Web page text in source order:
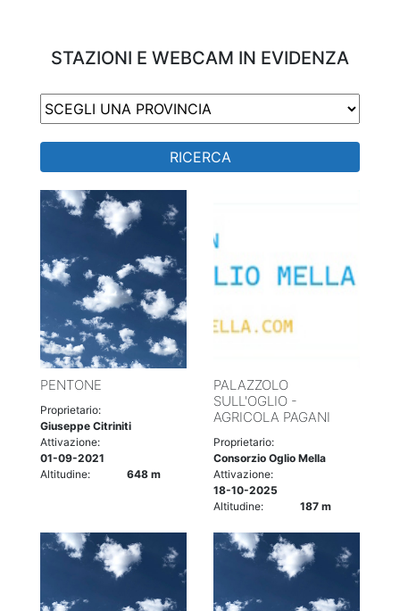
STAZIONI E WEBCAM IN EVIDENZA
RICERCA
PENTONE
Proprietario:
Giuseppe Citriniti
Attivazione:
01-09-2021
Altitudine:
648 m
PALAZZOLO
SULL'OGLIO -
AGRICOLA PAGANI
Proprietario:
Consorzio Oglio Mella
Attivazione:
18-10-2025
Altitudine:
187 m